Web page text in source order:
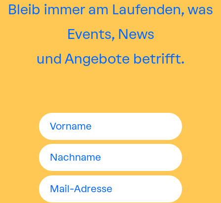
Bleib immer am Laufenden, was
Events, News
und Angebote betrifft.